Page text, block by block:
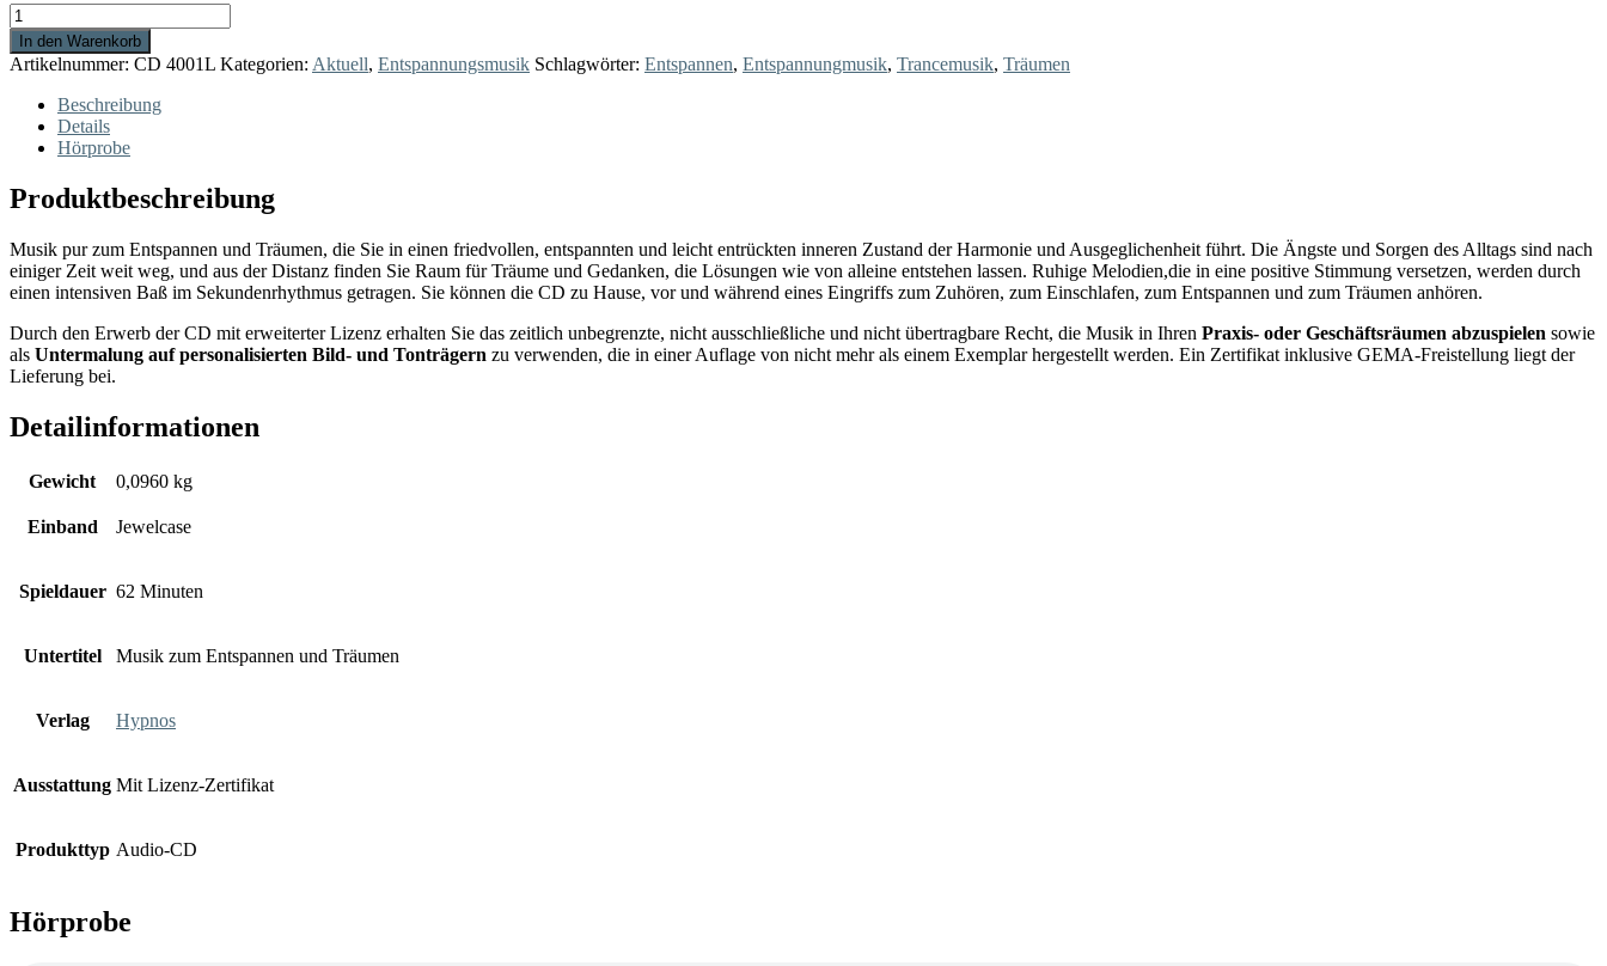
Trancemusik
(erweiterte
Lizenz)
Menge
In den Warenkorb
Artikelnummer: CD 4001L Kategorien: Aktuell, Entspannungsmusik Schlagwörter: Entspannen, Entspannungmusik, Trancemusik, Träumen
Beschreibung
Details
Hörprobe
Produktbeschreibung
Musik pur zum Entspannen und Träumen, die Sie in einen friedvollen, entspannten und leicht entrückten inneren Zustand der Harmonie und Ausgeglichenheit führt. Die Ängste und Sorgen des Alltags sind nach
einiger Zeit weit weg, und aus der Distanz finden Sie Raum für Träume und Gedanken, die Lösungen wie von alleine entstehen lassen. Ruhige Melodien,die in eine positive Stimmung versetzen, werden durch
einen intensiven Baß im Sekundenrhythmus getragen. Sie können die CD zu Hause, vor und während eines Eingriffs zum Zuhören, zum Einschlafen, zum Entspannen und zum Träumen anhören.
Durch den Erwerb der CD mit erweiterter Lizenz erhalten Sie das zeitlich unbegrenzte, nicht ausschließliche und nicht übertragbare Recht, die Musik in Ihren Praxis- oder Geschäftsräumen abzuspielen sowie
als Untermalung auf personalisierten Bild- und Tonträgern zu verwenden, die in einer Auflage von nicht mehr als einem Exemplar hergestellt werden. Ein Zertifikat inklusive GEMA-Freistellung liegt der
Lieferung bei.
Detailinformationen
Gewicht 0,0960 kg
Einband Jewelcase
Spieldauer 62 Minuten
Untertitel Musik zum Entspannen und Träumen
Verlag Hypnos
Ausstattung Mit Lizenz-Zertifikat
Produkttyp Audio-CD
Hörprobe